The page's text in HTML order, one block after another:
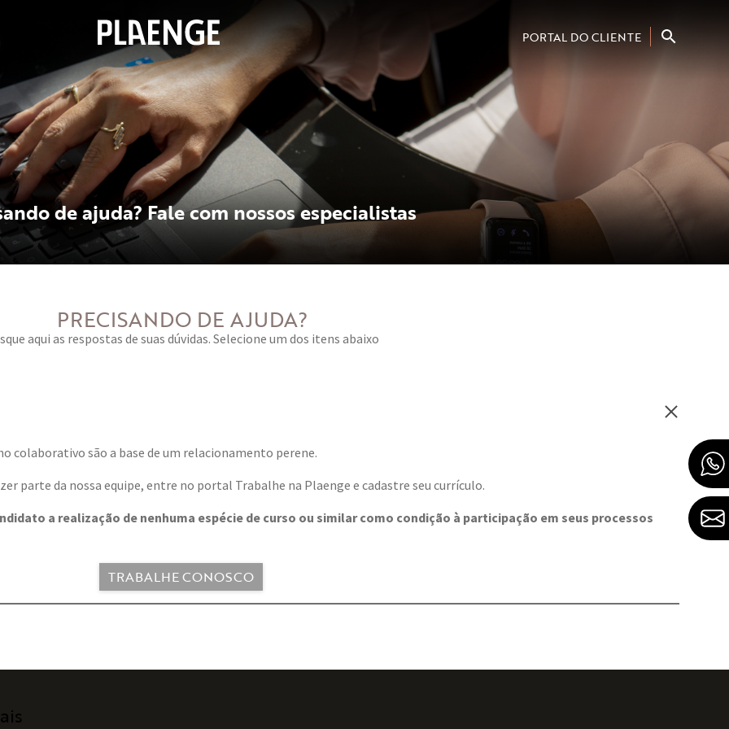
PORTAL DO CLIENTE
de ajuda? Fale com nossos especialistas
PRECISANDO DE AJUDA?
aqui as respostas de suas dúvidas. Selecione um dos itens abaixo
colaborativo são a base de um relacionamento perene.
parte da nossa equipe, entre no portal Trabalhe na Plaenge e cadastre seu currículo.
a realização de nenhuma espécie de curso ou similar como condição à participação em seus processos
TRABALHE CONOSCO